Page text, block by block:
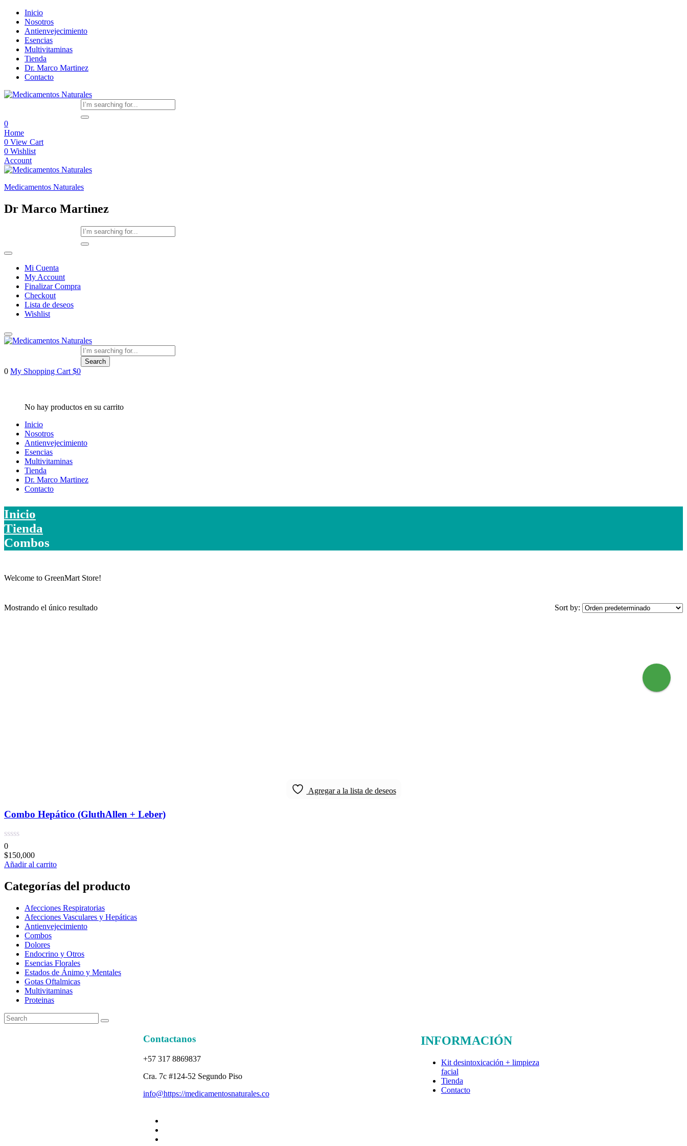
Inicio
Nosotros
Antienvejecimiento
Esencias
Multivitaminas
Tienda
Dr. Marco Martinez
Contacto
0
Home
0 View Cart
0 Wishlist
Account
Medicamentos Naturales
Dr Marco Martinez
Mi Cuenta
My Account
Finalizar Compra
Checkout
Lista de deseos
Wishlist
Search
0 My Shopping Cart $0
Inicio
Nosotros
Antienvejecimiento
Esencias
Multivitaminas
Tienda
Dr. Marco Martinez
Contacto
Inicio
Tienda
Combos
Welcome to GreenMart Store!
Mostrando el único resultado Sort by:
Agregar a la lista de deseos
Combo Hepático (GluthAllen + Leber)
0
$150,000
Añadir al carrito
Categorías del producto
Afecciones Respiratorias
Afecciones Vasculares y Hepáticas
Antienvejecimiento
Combos
Dolores
Endocrino y Otros
Esencias Florales
Estados de Ánimo y Mentales
Gotas Oftalmicas
Multivitaminas
Proteinas
Contactanos
+57 317 8869837
Cra. 7c #124-52 Segundo Piso
info@https://medicamentosnaturales.co
INFORMACIÓN
Kit desintoxicación + limpieza
facial
Tienda
Contacto